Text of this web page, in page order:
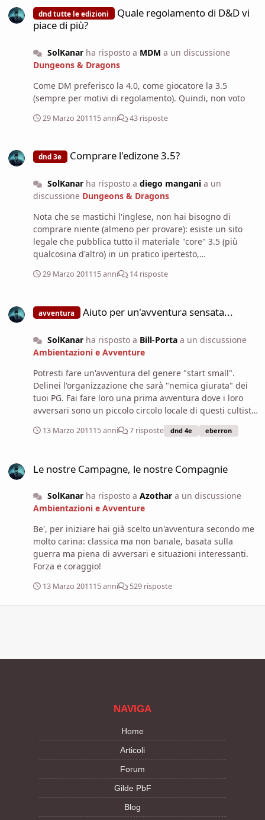
+21 (+23 per incantesimi di illusione) Proprietà: Fascia
dell’intelligenza +4, perla del potere
_______ Mantello delle ombre (Sop): Gli attacchi contro
Svirnel hanno una probabilità di fallimento del 40%.
lanciati da Svirnel non necessitano di componente
verbale, proprio come se a questi fosse applicato il
talento Incantesimi silenziosi. Ombre illusorie (Sop):
Immagine programmata per replicare incantesimi di
evocazione (convocazione), di evocazione (creazione) o
di invocazione; la forza di questi incantesimi è pari al
10% per livello dell'incantesimo di finzione utilizzato.
Illusioni estese (Str): Gli incantesimi di Illusione di
Svirnel durano il doppio, proprio come se a questi fosse
applicato il talento Incantesimi estesi; tale effetto si
applica anche a capacità magiche che duplicano
incantesimi di illusione. Magia delle ombre potente
ulteriore potenziamento del 20%.
dnd tutte le edizioni
Quale regolamento di D&D vi
piace di più?
SolKanarha risposto a MDM a un discussione
Dungeons & Dragons
Come DM preferisco la 4.0, come giocatore la 3.5
(sempre per motivi di regolamento). Quindi, non voto
29 Marzo 201115 anni 43 risposte
dnd 3e Comprare l'edizone 3.5?
SolKanarha risposto a diego mangania un
discussione Dungeons & Dragons
Nota che se mastichi l'inglese, non hai bisogno di
comprare niente (almeno per provare): esiste un sito
legale che pubblica tutto il materiale "core" 3.5 (più
qualcosina d'altro) in un pratico ipertesto,
ystems/pennpaper/dnd35/soveliorsage/home.html Puoi
consultare. Su meglio/peggio...ogni edizione ha i suoi
estimatori. Nella 4.0 il lavoro del DM è nettamente più
statistico e hanno più opzioni magiche.
29 Marzo 201115 anni 14 risposte
avventura Aiuto per un'avventura sensata...
SolKanarha risposto a Bill-Portaa un discussione
Ambientazioni e Avventure
Potresti fare un'avventura del genere "start small".
Delinei l'organizzazione che sarà "nemica giurata" dei
tuoi PG. Fai fare loro una prima avventura dove i loro
avversari sono un piccolo circolo locale di questi cultisti.
Li sconfiggono senza capire molto, se non che il capo ha
uno strano simbolo. Poi fai un paio di avventure che non
altre connessioni con i primi cultisti. Poi potrebbero
città sul simbolo. Smascherano un nobile (con lo stesso
simbolo) che complottava una malefatta. A quel punto la
storia può proseguire in crescendo. Nel mondo di
Eberron ci sono vari culti adatti: il Sangue di Vol, i Culti
del Drago Sotterraneo, persino un culto dedicato al
Demone che si dice rinchiuso insieme al Cuatl nella
Fiamma d'Argento.
13 Marzo 201115 anni 7 risposte dnd 4e eberron
Le nostre Campagne, le nostre Compagnie
SolKanarha risposto a Azothara un discussione
Ambientazioni e Avventure
Be', per iniziare hai già scelto un'avventura secondo me
molto carina: classica ma non banale, basata sulla
guerra ma piena di avversari e situazioni interessanti.
Forza e coraggio!
13 Marzo 201115 anni 529 risposte
NAVIGA
Home
Articoli
Forum
Gilde PbF
Blog